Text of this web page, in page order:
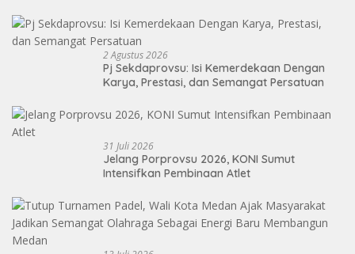
2 Agustus 2026
Pj Sekdaprovsu: Isi Kemerdekaan Dengan
Karya, Prestasi, dan Semangat Persatuan
31 Juli 2026
Jelang Porprovsu 2026, KONI Sumut
Intensifkan Pembinaan Atlet